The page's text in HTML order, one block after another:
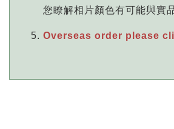
您瞭解相片顏色有可能與實
Overseas order please